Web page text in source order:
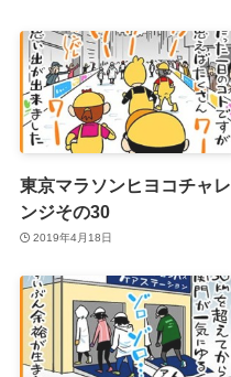
東京マラソンヒヨコチャレ
ンジその30
2019年4月18日